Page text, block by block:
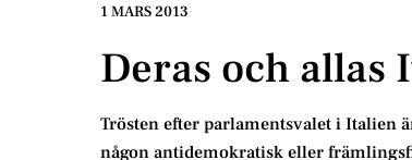
1 MARS 2013
Deras och allas
Trösten efter parlamentsvalet i Italien
någon antidemokratisk eller